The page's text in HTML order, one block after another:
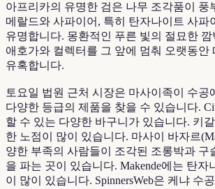
아프리카의 유명한 검은 나무 조각품이 풍
메랄드와 사파이어, 특히 탄자나이트 사파
유명합니다. 몽환적인 푸른 빛의 절묘한 깜
애호가와 컬렉터를 그 앞에 멈춰 오랫동안
유혹합니다.
토요일 법원 근처 시장은 마사이족이 수공
다양한 등급의 제품을 찾을 수 있습니다.
할 수 있는 다양한 바구니가 있습니다. 키
한 노점이 많이 있습니다. 마사이 바자르
양한 부족의 사람들이 조각된 조롱박과 구
을 파는 곳이 있습니다. Makende에는 탄자
이 많이 있습니다. SpinnersWeb은 케냐 수